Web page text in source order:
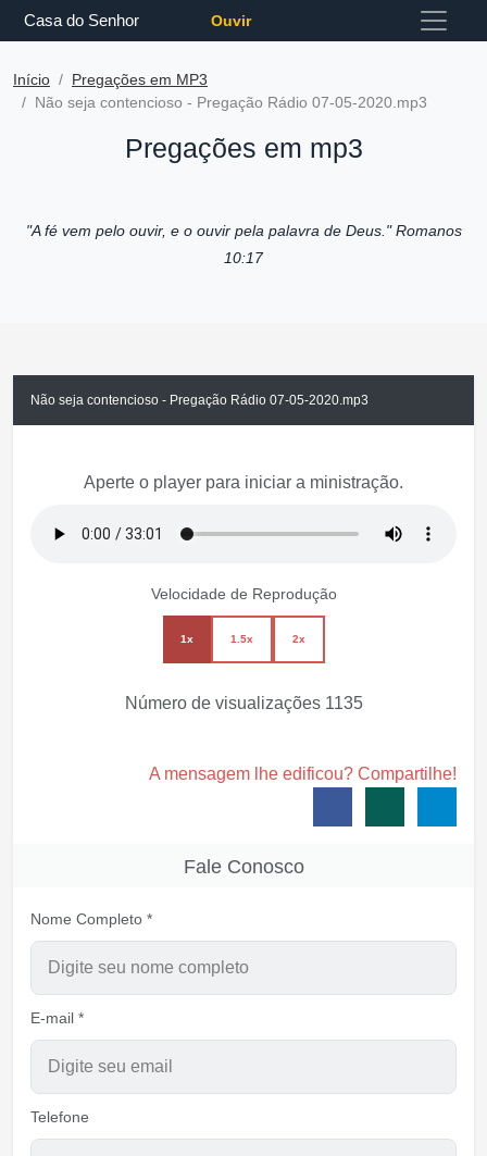
Casa do Senhor Ouvir
Início
Pregações em MP3
Não seja contencioso - Pregação Rádio 07-05-2020.mp3
Pregações em mp3
"A fé vem pelo ouvir, e o ouvir pela palavra de Deus."Romanos
10:17
Não seja contencioso - Pregação Rádio 07-05-2020.mp3
Aperte o player para iniciar a ministração.
Velocidade de Reprodução
1x 1.5x 2x
Número de visualizações 1135
A mensagem lhe edificou? Compartilhe!
Fale Conosco
Nome Completo *
E-mail *
Telefone